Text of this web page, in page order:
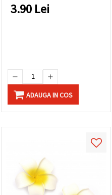
3.90 Lei
ADAUGA IN COS